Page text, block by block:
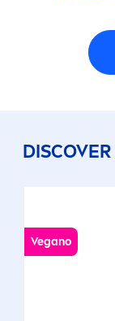
DISCOVER
Vegano